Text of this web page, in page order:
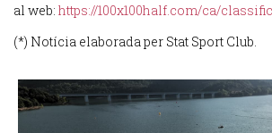
al web: https://100x100half.com/ca/
(*) Notícia elaborada per Stat Sport Club.